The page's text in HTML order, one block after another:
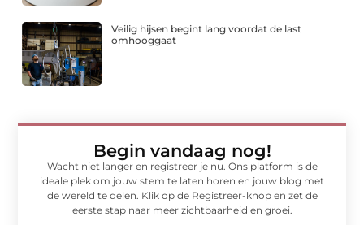
Veilig hijsen begint lang voordat de last
omhooggaat
Begin vandaag nog!
Wacht niet langer en registreer je nu. Ons platform is de
ideale plek om jouw stem te laten horen en jouw blog met
de wereld te delen. Klik op de Registreer-knop en zet de
eerste stap naar meer zichtbaarheid en groei.